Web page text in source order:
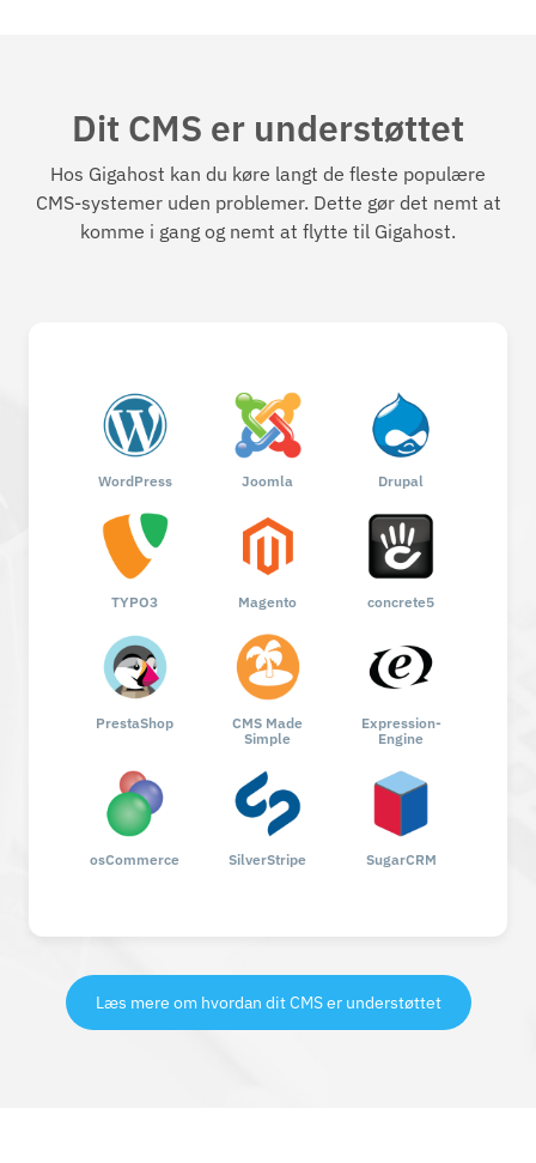
Dit CMS er understøttet
Hos Gigahost kan du køre langt de fleste populære
CMS-systemer uden problemer. Dette gør det nemt at
komme i gang og nemt at flytte til Gigahost.
WordPress Joomla Drupal
TYPO3 Magento concrete5
PrestaShop
CMS Made
Simple
Expression-
Engine
osCommerce SilverStripe SugarCRM
Læs mere om hvordan dit CMS er understøttet